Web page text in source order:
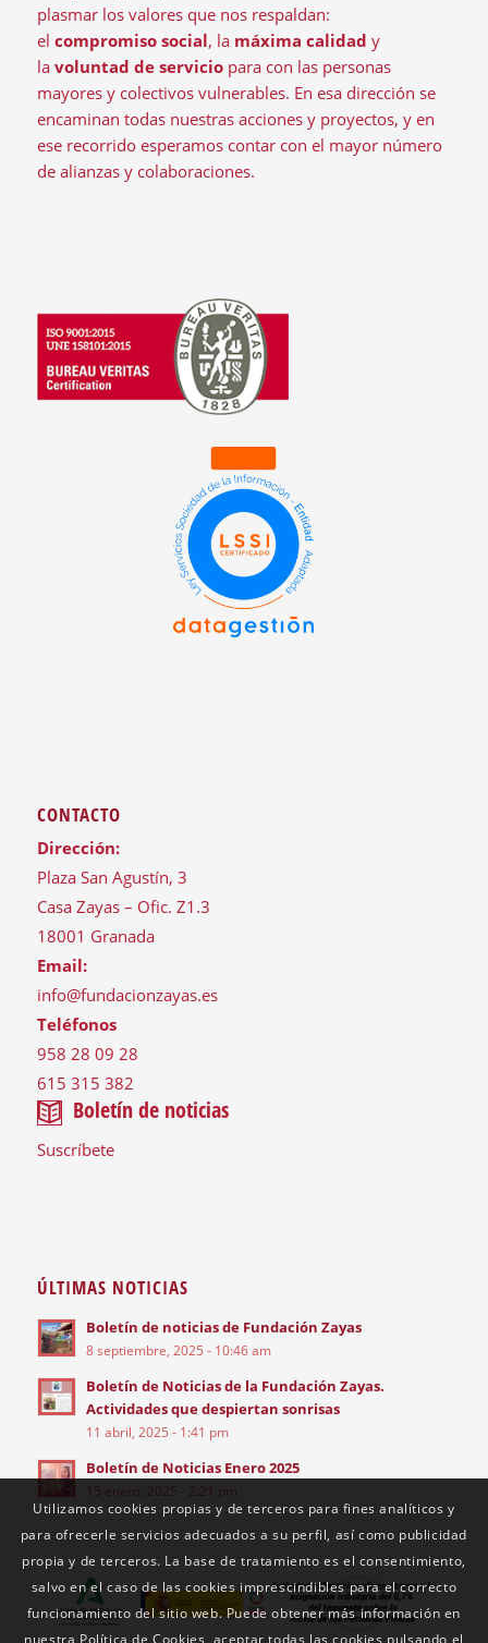
plasmar los valores que nos respaldan:
el compromiso social, la máxima calidad y
la voluntad de serviciopara con las personas
mayores y colectivos vulnerables. En esa dirección se
encaminan todas nuestras acciones y proyectos, y en
ese recorrido esperamos contar con el mayor número
de alianzas y colaboraciones.
CONTACTO
Dirección:
Plaza San Agustín, 3
Casa Zayas – Ofic. Z1.3
18001 Granada
Email:
info@fundacionzayas.es
Teléfonos
958 28 09 28
615 315 382
Boletín de noticias
Suscríbete
ÚLTIMAS NOTICIAS
Boletín de noticias de Fundación Zayas
8 septiembre, 2025 - 10:46 am
Boletín de Noticias de la Fundación Zayas.
Actividades que despiertan sonrisas
11 abril, 2025 - 1:41 pm
Boletín de Noticias Enero 2025
15 enero, 2025 - 2:21 pm
Utilizamos cookies propias y de terceros para fines analíticos y
para ofrecerle servicios adecuados a su perfil, así como publicidad
propia y de terceros. La base de tratamiento es el consentimiento,
salvo en el caso de las cookies imprescindibles para el correcto
funcionamiento del sitio web. Puede obtener más información en